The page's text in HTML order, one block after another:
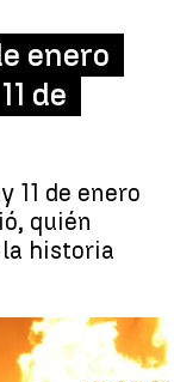
enero
de
11 de enero
quién
la historia
¿Qué pasó el 11 de
enero? |EFE